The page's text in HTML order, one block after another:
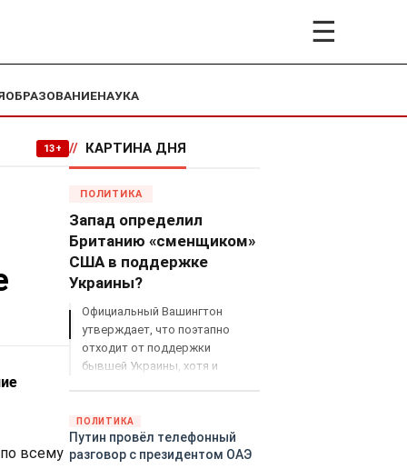
☰
ОБРАЗОВАНИЕНАУКА
13+
всему
// КАРТИНА ДНЯ
ПОЛИТИКА
Запад определил
Британию «сменщиком»
США в поддержке
Украины?
Официальный Вашингтон
утверждает, что поэтапно
отходит от поддержки
бывшей Украины, хотя и
закупленное ранее оружие.
Также американская
администрация скидывает на
ПОЛИТИКА
Путин провёл телефонный
разговор с президентом ОАЭ